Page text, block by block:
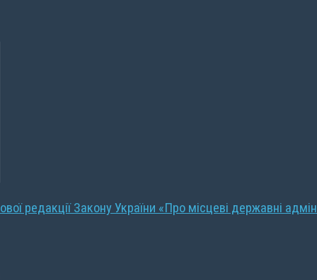
редакції Закону України «Про місцеві державні